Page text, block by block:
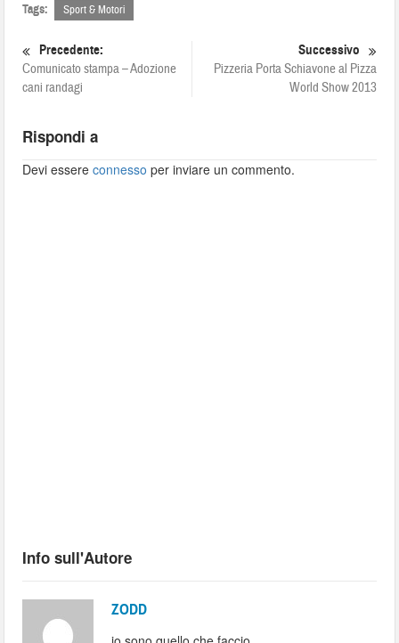
Tags: Sport & Motori
Precedente:
Comunicato stampa – Adozione
cani randagi
Successivo
Pizzeria Porta Schiavone al Pizza
World Show 2013
Rispondi a
Devi essereconnesso per inviare un commento.
Info sull'Autore
ZODD